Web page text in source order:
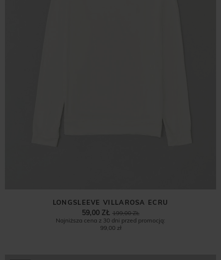
LONGSLEEVE VILLAROSA ECRU
199,00 ZŁ
59,00 ZŁ
Najniższa cena z 30 dni przed promocją:
99,00 zł